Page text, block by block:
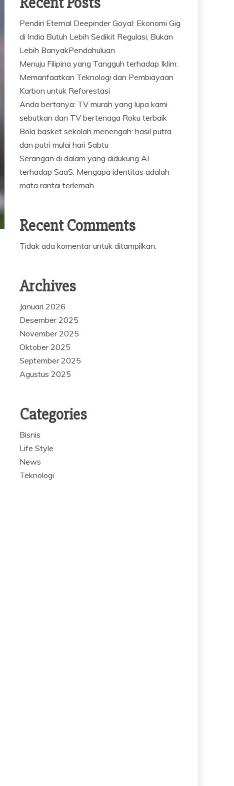
Pendiri Eternal Deepinder Goyal: Ekonomi Gig
di India Butuh Lebih Sedikit Regulasi, Bukan
Lebih BanyakPendahuluan
Menuju Filipina yang Tangguh terhadap Iklim:
Memanfaatkan Teknologi dan Pembiayaan
Karbon untuk Reforestasi
Anda bertanya: TV murah yang lupa kami
sebutkan dan TV bertenaga Roku terbaik
Bola basket sekolah menengah: hasil putra
dan putri mulai hari Sabtu
Serangan di dalam yang didukung AI
terhadap SaaS: Mengapa identitas adalah
mata rantai terlemah
Recent Comments
Tidak ada komentar untuk ditampilkan.
Archives
Januari 2026
Desember 2025
November 2025
Oktober 2025
September 2025
Agustus 2025
Categories
Bisnis
Life Style
News
Teknologi